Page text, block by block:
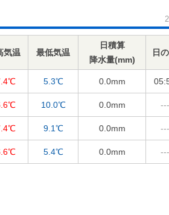
気温 最低気温
日積算
降水量(mm)
日
5.3℃ 0.0mm
10.0℃ 0.0mm ---
9.1℃ 0.0mm ---
5.4℃ 0.0mm ---